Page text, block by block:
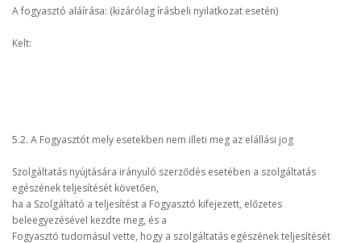
A fogyasztó aláírása: (kizárólag írásbeli nyilatkozat esetén)
Kelt:
5.2. A Fogyasztót mely esetekben nem illeti meg az elállási jog
Szolgáltatás nyújtására irányuló szerződés esetében a szolgáltatás
egészének teljesítését követően,
ha a Szolgáltató a teljesítést a Fogyasztó kifejezett, előzetes
beleegyezésével kezdte meg, és a
Fogyasztó tudomásul vette, hogy a szolgáltatás egészének teljesítését